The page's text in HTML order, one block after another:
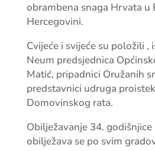
obrambena snaga Hrvata u
Hercegovini.
Cvijeće i svijeće su položili ,
Neum predsjednica
Matić, pripadnici Oružanih
predstavnici udruga
Domovinskog rata.
Obilježavanje 34.
obilježava se po svim